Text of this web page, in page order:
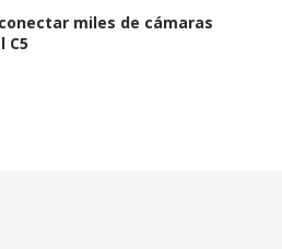
miles de cámaras
C5